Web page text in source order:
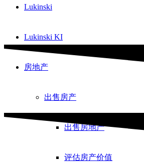
Lukinski
Lukinski KI
房地产
出售房产
出售房地产
评估房产价值